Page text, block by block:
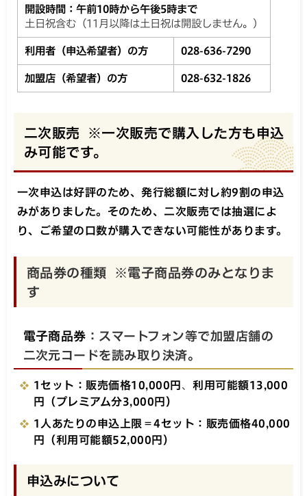
開設時間：午前10時から午後5時まで
土日祝含む（11月以降は土日祝は開設しません。）
利用者（申込希望者）の方 028-636-7290
加盟店（希望者）の方 028-632-1826
二次販売 ※一次販売で購入した方も申込
み可能です。
一次申込は好評のため、発行総額に対し約9割の申込
みがありました。そのため、二次販売では抽選によ
り、ご希望の口数が購入できない可能性があります。
商品券の種類 ※電子商品券のみとなりま
す
電子商品券 ：スマートフォン等で加盟店舗の
二次元コードを読み取り決済。
1セット：販売価格10,000円 、利用可能額13,000
円（プレミアム分3,000円）
1人あたりの申込上限＝4セット：販売価格40,000
円（利用可能額52,000円）
申込みについて